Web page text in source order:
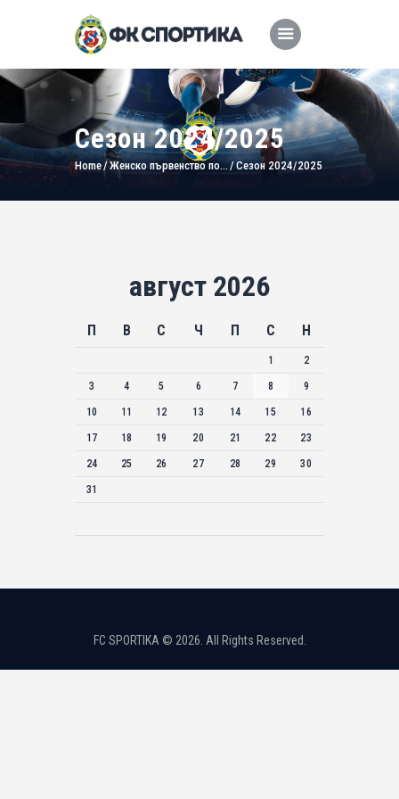
Сезон 2024/2025
Home Женско първенство по... Сезон 2024/2025
август 2026
П В С Ч П С Н
1 2
3 4 5 6 7 8 9
10 11 12 13 14 15 16
17 18 19 20 21 22 23
24 25 26 27 28 29 30
31
FC SPORTIKA © 2026. All Rights Reserved.